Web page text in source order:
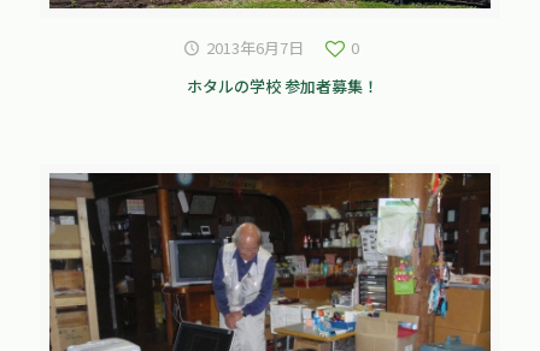
2013年6月7日
0
ホタルの学校 参加者募集！